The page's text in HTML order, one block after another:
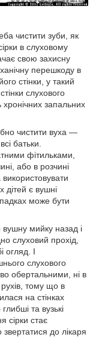
чистити зуби, як
в слуховому
свою захисну
перешкоду в
стінки, у такий
слухового
запальних
чистити вуха —
батьки.
фітильками,
або в розчині
дітей є вушні
може бути
вушну мийку назад і
слуховий прохід,
огляд. І
слухового
обертальними, ні в
тому що в
на стінках
та вузькі
сірки стає
до лікаря